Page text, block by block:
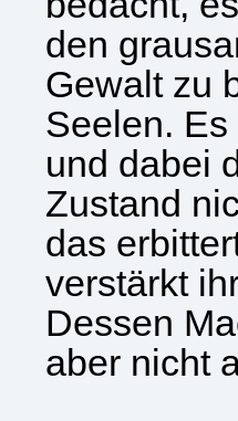
den
Gewalt zu
Seelen.
und dabei
Zustand
das
verstärkt
Dessen
aber nicht